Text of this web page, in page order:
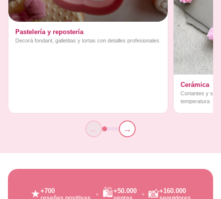
Pastelería y repostería
Decorá fondant, galletitas y tortas con detalles profesionales
Cerámica
Cortantes y
temperatura
← →
★+700 🛍️+50.000 📸+160.000